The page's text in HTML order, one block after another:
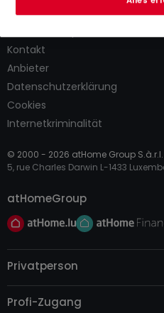
Kontakt
Anbieter
Datenschutzerklärung
Cookies
Internetkriminalität
© 2000 - 2026 atHome Group S.à.r.l.
5, rue Charles Darwin L-1433
atHomeGroup
Privatperson
Profi-Zugang